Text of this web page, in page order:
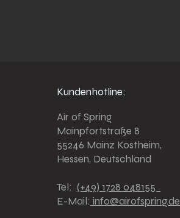
Kundenhotline:
Air of Spring
Mainpfortstraße 8
55246 Mainz Kostheim,
Hessen, Deutschland
Tel: (+49) 1728 048155
E-Mail: info@airofspring.de